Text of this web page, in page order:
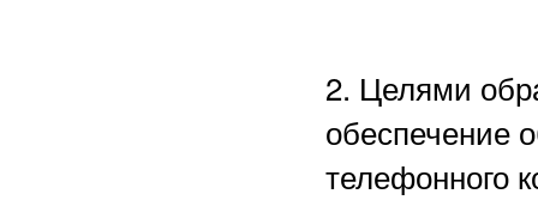
2. Целями
обеспечение
телефонного